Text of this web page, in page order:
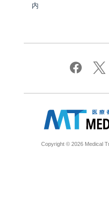
内
Copyright © 2026 Medical